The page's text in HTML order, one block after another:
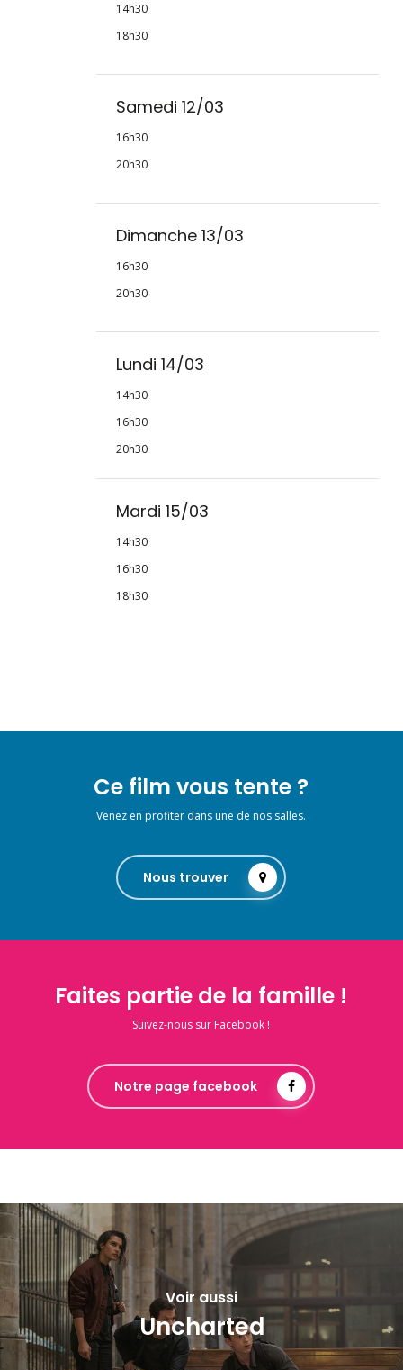
14h30
18h30
Samedi 12/03
16h30
20h30
Dimanche 13/03
16h30
20h30
Lundi 14/03
14h30
16h30
20h30
Mardi 15/03
14h30
16h30
18h30
Ce film vous tente ?
Venez en profiter dans une de nos salles.
Nous trouver
Faites partie de la famille !
Suivez-nous sur Facebook !
Notre page facebook
Voir aussi
Uncharted